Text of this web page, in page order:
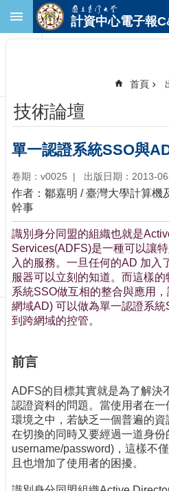
跳到主要內容區塊
首
頁
臺
首
頁
計
中
首
頁
聯
絡
資
訊
取
網
站
導
覽
最
計資中心電子報
首頁
技術論壇
單一認證系統SSO與
卷期：v0025 出版日期：2013-
作者：鄒嘉明 / 臺灣大學計算機
幹事
識別身分同盟的組織也就是
Services(ADFS)是一種可以讓
入的服務。一旦任何的AD 加入
服器可以立刻的知道。而這樣
系統SSO做互相的整合與應用
網域AD) 可以做為單一認證系
到跨網域的控管。
前言
ADFS的目標其實就是為了解決
認證資料的問題。當使用者在
環境之中，若缺乏一個普遍的
在切換的同時又要經過一道身份
username/password)，這樣不
且也增加了使用者的困擾。